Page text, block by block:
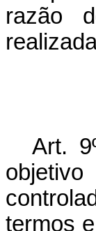
razão
Art.
termos